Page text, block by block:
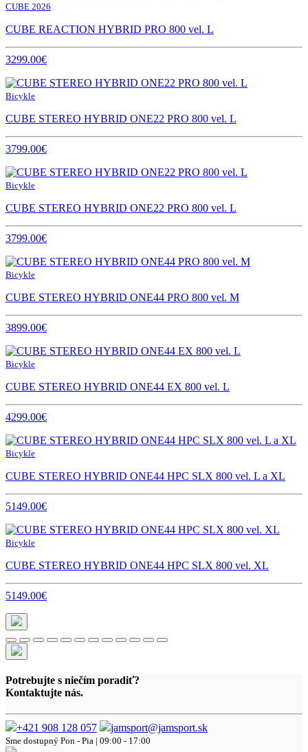
CUBE 2026
CUBE REACTION HYBRID PRO 800 vel. L
3299.00€
Bicykle
CUBE STEREO HYBRID ONE22 PRO 800 vel. L
3799.00€
Bicykle
CUBE STEREO HYBRID ONE22 PRO 800 vel. L
3799.00€
Bicykle
CUBE STEREO HYBRID ONE44 PRO 800 vel. M
3899.00€
Bicykle
CUBE STEREO HYBRID ONE44 EX 800 vel. L
4299.00€
Bicykle
CUBE STEREO HYBRID ONE44 HPC SLX 800 vel. L a XL
5149.00€
Bicykle
CUBE STEREO HYBRID ONE44 HPC SLX 800 vel. XL
5149.00€
Potrebujte s niečím poradiť?
Kontaktujte nás.
+421 908 128 057 jamsport@jamsport.sk
Sme dostupný Pon - Pia | 09:00 - 17:00